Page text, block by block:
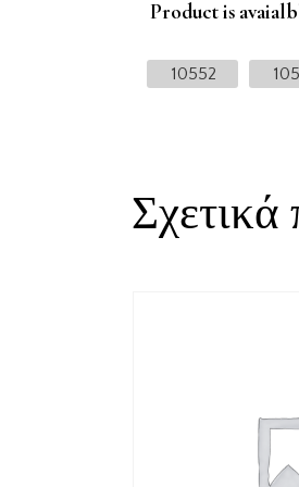
Product is
10552
Σχετικά